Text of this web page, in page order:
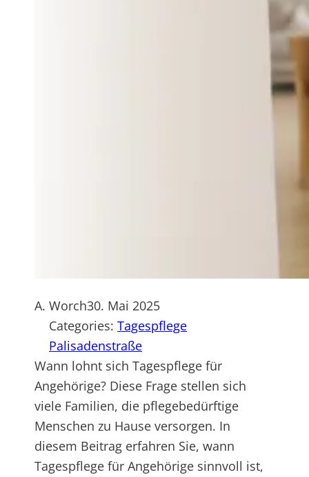
A. Worch30. Mai 2025
Categories: Tagespflege
Palisadenstraße
Wann lohnt sich Tagespflege für
Angehörige? Diese Frage stellen sich
viele Familien, die pflegebedürftige
Menschen zu Hause versorgen. In
diesem Beitrag erfahren Sie, wann
Tagespflege für Angehörige sinnvoll ist,